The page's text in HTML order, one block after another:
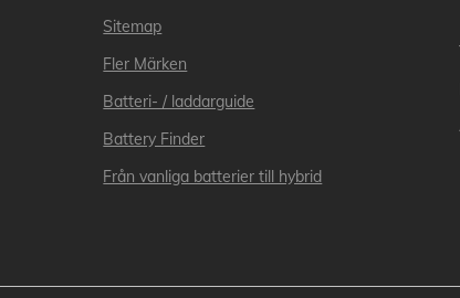
Sitemap
Fler Märken
Batteri- / laddarguide
Battery Finder
Från vanliga batterier till hybrid